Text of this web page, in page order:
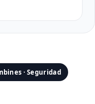
· Seguridad